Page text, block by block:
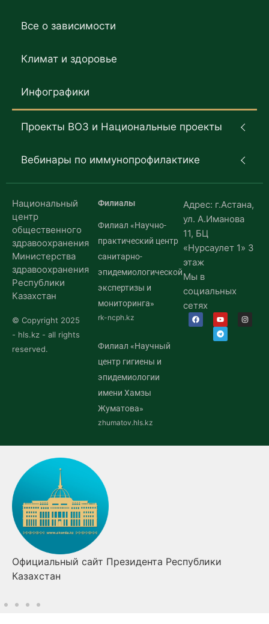
Все о зависимости
Климат и здоровье
Инфографики
Проекты ВОЗ и Национальные проекты
Вебинары по иммунопрофилактике
Национальный
центр
общественного
здравоохранения
Министерства
здравоохранения
Республики
Казахстан
© Copyright 2025
- hls.kz - all rights
reserved.
Филиалы
Филиал «Научно-
практический центр
санитарно-
эпидемиологической
экспертизы и
мониторинга»
rk-ncph.kz
Филиал «Научный
центр гигиены и
эпидемиологии
имени Хамзы
Жуматова»
zhumatov.hls.kz
Адрес: г.Астана,
ул. А.Иманова
11, БЦ
«Нурсаулет 1» 3
этаж
Мы в
социальных
сетях
Официальный сайт Президента Республики
Казахстан